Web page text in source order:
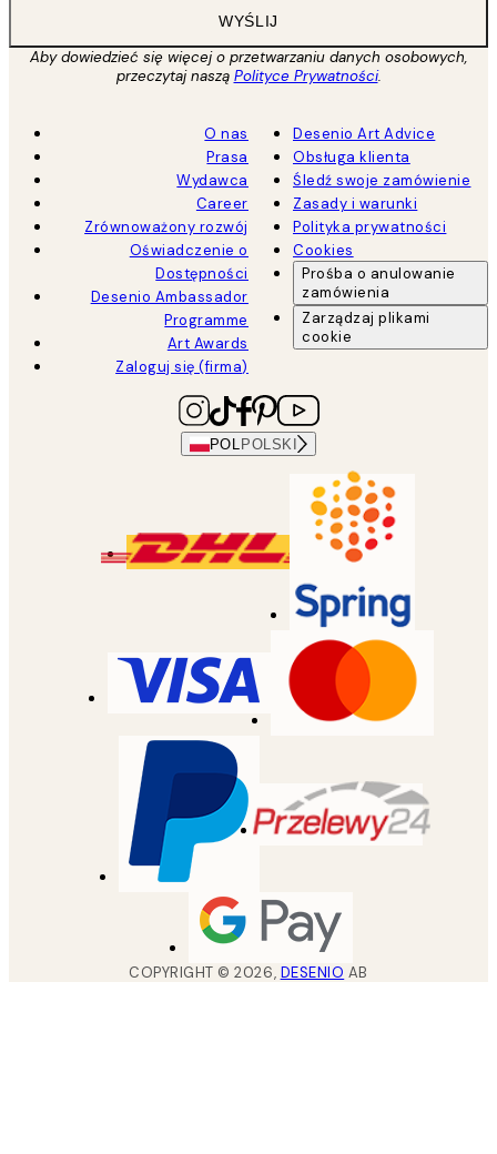
WYŚLIJ
Aby dowiedzieć się więcej o przetwarzaniu danych osobowych,
przeczytaj naszą Polityce Prywatności.
O nas
Prasa
Wydawca
Career
Zrównoważony rozwój
Oświadczenie o
Dostępności
Desenio Ambassador
Programme
Art Awards
Zaloguj się (firma)
Desenio Art Advice
Obsługa klienta
Śledź swoje zamówienie
Zasady i warunki
Polityka prywatności
Cookies
Prośba o anulowanie
zamówienia
Zarządzaj plikami
cookie
POL POLSKI
COPYRIGHT ©2026, DESENIO AB